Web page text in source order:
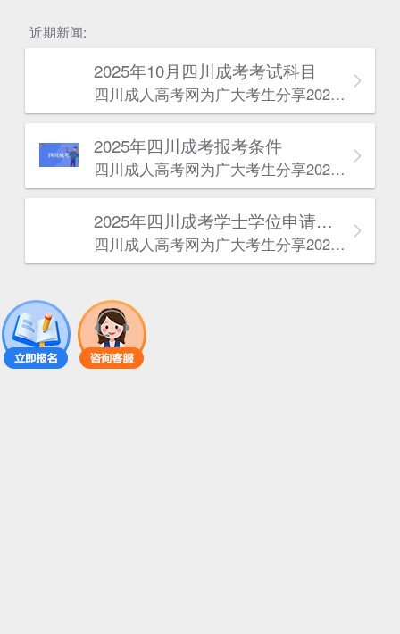
近期新闻:
2025年10月四川成考考试科目
四川成人高考网​为广大考生分享2025年10月四川成考考试科目。为广大在职人员和社会人士提供学历提升的机会。更多四川成考考试信息，欢迎在线访问四川成人高考网。
2025年‌‌‌‌四川成考报考条件
四川成人高考网​为广大考生分享2025年‌‌‌‌四川成考报考条件。为广大在职人员和社会人士提供学历提升的机会。更多四川成考考试信息，欢迎在线访问四川成人高考网。
2025年‌‌‌‌四川成考学士学位申请条件
四川成人高考网​为广大考生分享2025年‌‌‌‌四川成考学士学位申请条件。为广大在职人员和社会人士提供学历提升的机会。更多四川成考考试信息，欢迎在线访问四川成人高考网。